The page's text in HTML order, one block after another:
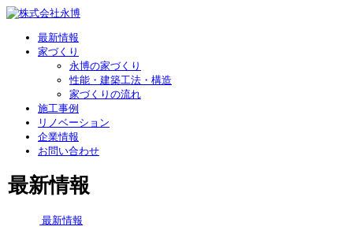
最新情報
家づくり
永博の家づくり
性能・建築工法・構造
家づくりの流れ
施工事例
リノベーション
企業情報
お問い合わせ
最新情報
最新情報